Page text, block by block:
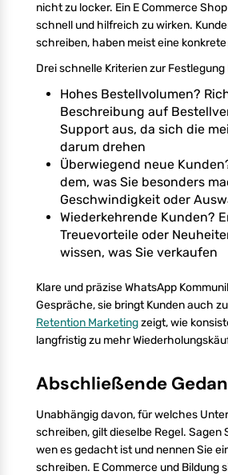
nicht zu locker. Ein E Commerce
schnell und hilfreich zu wirken.
schreiben, haben meist eine
Drei schnelle Kriterien zur
Hohes Bestellvolumen?
Beschreibung auf
Support aus, da sich die
darum drehen
Überwiegend neue
dem, was Sie besonders
Geschwindigkeit oder
Wiederkehrende Kunden?
Treuevorteile oder
wissen, was Sie verkaufen
Klare und präzise WhatsApp
Gespräche, sie bringt Kunden auch
Retention Marketingzeigt, wie
langfristig zu mehr
Abschließende
Unabhängig davon, für welches
schreiben, gilt dieselbe Regel. Sagen
wen es gedacht ist und nennen Sie
schreiben. E Commerce und Bildung